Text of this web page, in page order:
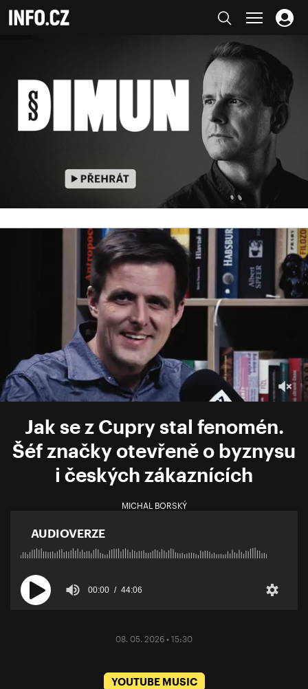
Jak se z Cupry stal fenomén.
Šéf značky otevřeně o byznysu
i českých zákaznících
MICHAL BORSKÝ
AUDIOVERZE
00:00 44:06
08. 05. 2026 • 15:30
YOUTUBE MUSIC